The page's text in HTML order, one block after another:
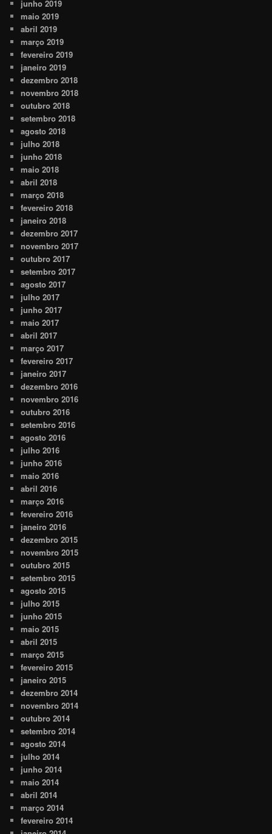
junho 2019
maio 2019
abril 2019
março 2019
fevereiro 2019
janeiro 2019
dezembro 2018
novembro 2018
outubro 2018
setembro 2018
agosto 2018
julho 2018
junho 2018
maio 2018
abril 2018
março 2018
fevereiro 2018
janeiro 2018
dezembro 2017
novembro 2017
outubro 2017
setembro 2017
agosto 2017
julho 2017
junho 2017
maio 2017
abril 2017
março 2017
fevereiro 2017
janeiro 2017
dezembro 2016
novembro 2016
outubro 2016
setembro 2016
agosto 2016
julho 2016
junho 2016
maio 2016
abril 2016
março 2016
fevereiro 2016
janeiro 2016
dezembro 2015
novembro 2015
outubro 2015
setembro 2015
agosto 2015
julho 2015
junho 2015
maio 2015
abril 2015
março 2015
fevereiro 2015
janeiro 2015
dezembro 2014
novembro 2014
outubro 2014
setembro 2014
agosto 2014
julho 2014
junho 2014
maio 2014
abril 2014
março 2014
fevereiro 2014